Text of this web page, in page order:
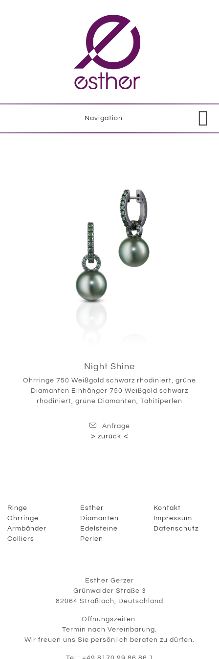
Navigation
Night Shine
Ohrringe 750 Weißgold schwarz rhodiniert, grüne
Diamanten Einhänger 750 Weißgold schwarz
rhodiniert, grüne Diamanten, Tahitiperlen
Anfrage
zurück
Ringe
Ohrringe
Armbänder
Colliers
Esther
Diamanten
Edelsteine
Perlen
Kontakt
Impressum
Datenschutz
Esther Gerzer
Grünwalder Straße 3
82064 Straßlach, Deutschland
Öffnungszeiten:
Termin nach Vereinbarung.
Wir freuen uns Sie persönlich beraten zu dürfen.